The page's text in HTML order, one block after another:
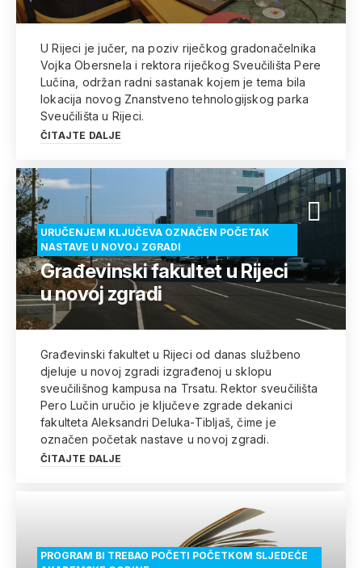
U Rijeci je jučer, na poziv riječkog gradonačelnika
Vojka Obersnela i rektora riječkog Sveučilišta Pere
Lučina, održan radni sastanak kojem je tema bila
lokacija novog Znanstveno tehnologijskog parka
Sveučilišta u Rijeci.
ČITAJTE DALJE
URUČENJEM KLJUČEVA OZNAČEN POČETAK
NASTAVE U NOVOJ ZGRADI
Građevinski fakultet u Rijeci
u novoj zgradi
Građevinski fakultet u Rijeci od danas službeno
djeluje u novoj zgradi izgrađenoj u sklopu
sveučilišnog kampusa na Trsatu. Rektor sveučilišta
Pero Lučin uručio je ključeve zgrade dekanici
fakulteta Aleksandri Deluka-Tibljaš, čime je
označen početak nastave u novoj zgradi.
ČITAJTE DALJE
PROGRAM BI TREBAO POČETI POČETKOM SLJEDEĆE